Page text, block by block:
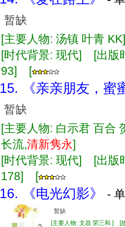
暂缺
[主要人物: 汤镇 叶青
[时代背景: 现代] [出
93] [
15. 《亲亲朋友，蜜
暂缺
[主要人物: 白示君 百
长流,清新隽永]
[时代背景: 现代] [出
178] [
16. 《电光幻影》 -
暂缺
[主要人物: 文昌 荣三和 ] [